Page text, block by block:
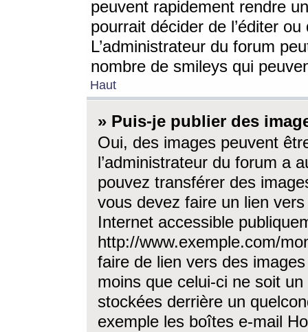
peuvent rapidement rendre
pourrait décider de l’éditer
L’administrateur du forum
nombre de smileys qui
Haut
» Puis-je publier des
Oui, des images peuvent
l’administrateur du forum a
pouvez transférer des
vous devez faire un lien
Internet accessible
http://www.exemple.com/
faire de lien vers des
moins que celui-ci ne soit
stockées derrière un
exemple les boîtes e-mail